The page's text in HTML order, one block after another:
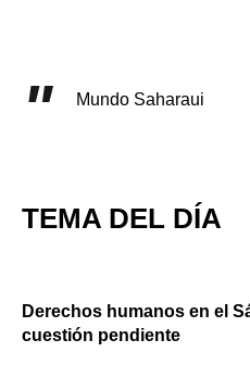
Mundo Saharaui
TEMA DEL DÍA
Derechos humanos en el
cuestión pendiente